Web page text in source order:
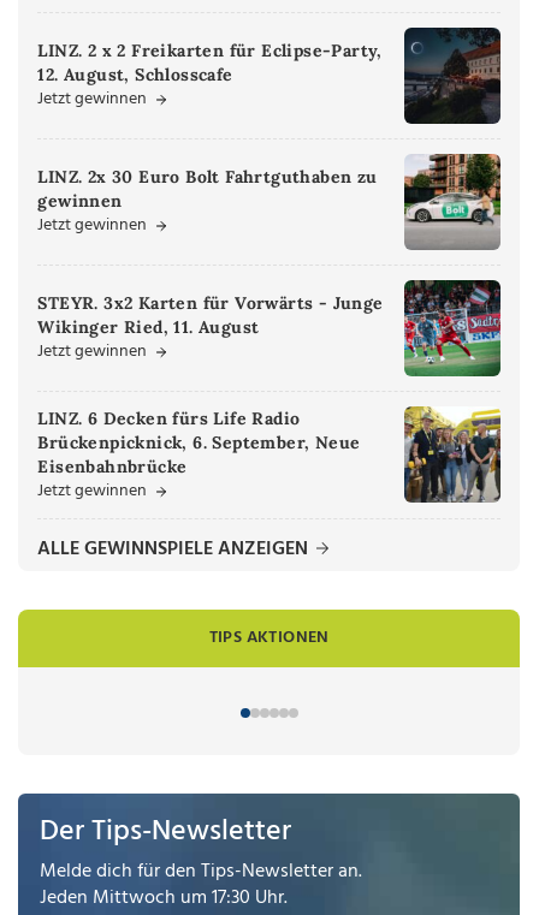
LINZ. 2 x 2 Freikarten für Eclipse-Party,
12. August, Schlosscafe
Jetzt gewinnen
LINZ. 2x 30 Euro Bolt Fahrtguthaben zu
gewinnen
Jetzt gewinnen
STEYR. 3x2 Karten für Vorwärts - Junge
Wikinger Ried, 11. August
Jetzt gewinnen
LINZ. 6 Decken fürs Life Radio
Brückenpicknick, 6. September, Neue
Eisenbahnbrücke
Jetzt gewinnen
ALLE GEWINNSPIELE ANZEIGEN
TIPS AKTIONEN
Der Tips-Newsletter
Melde dich für den Tips-Newsletter an.
Jeden Mittwoch um 17:30 Uhr.